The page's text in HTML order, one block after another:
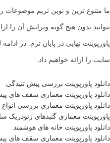
ما متنوع ترین و نوین تریم موضوعات را
بتوانید بدون هیچ گونه ویرایش آن را
پاورپوینت نهایی در پایان ترم. در
سایت را ارائه خواهیم داد.
دانلود پاورپوینت بررسی پیش تنیدگی
دانلود پاورپوینت معماری سقف های
دانلود پاورپوینت معماری بررسی
پاورپوینت معماری گنبدهای ژئودزیک
دانلود پاورپوینت خانه های هوشمند
دانلود پاورپوینت معماری سقف های